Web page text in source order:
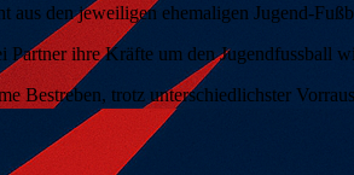
aus den jeweiligen ehemaligen Jugend-
Partner ihre Kräfte um den Jugendfussball
Bestreben, trotz unterschiedlichster